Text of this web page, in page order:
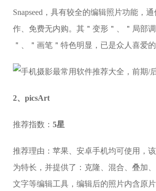
Snapseed，具有较全的编辑照片功能，
作、免费无内购。其＂变形＂、＂局部
＂、＂画笔＂特色明显，已是众人喜爱的
2、picsArt
推荐指数：5星
推荐理由：苹果、安卓手机均可使用，
为特长，并提供了：克隆、混合、叠加、
文字等编辑工具，编辑后的照片内含原片